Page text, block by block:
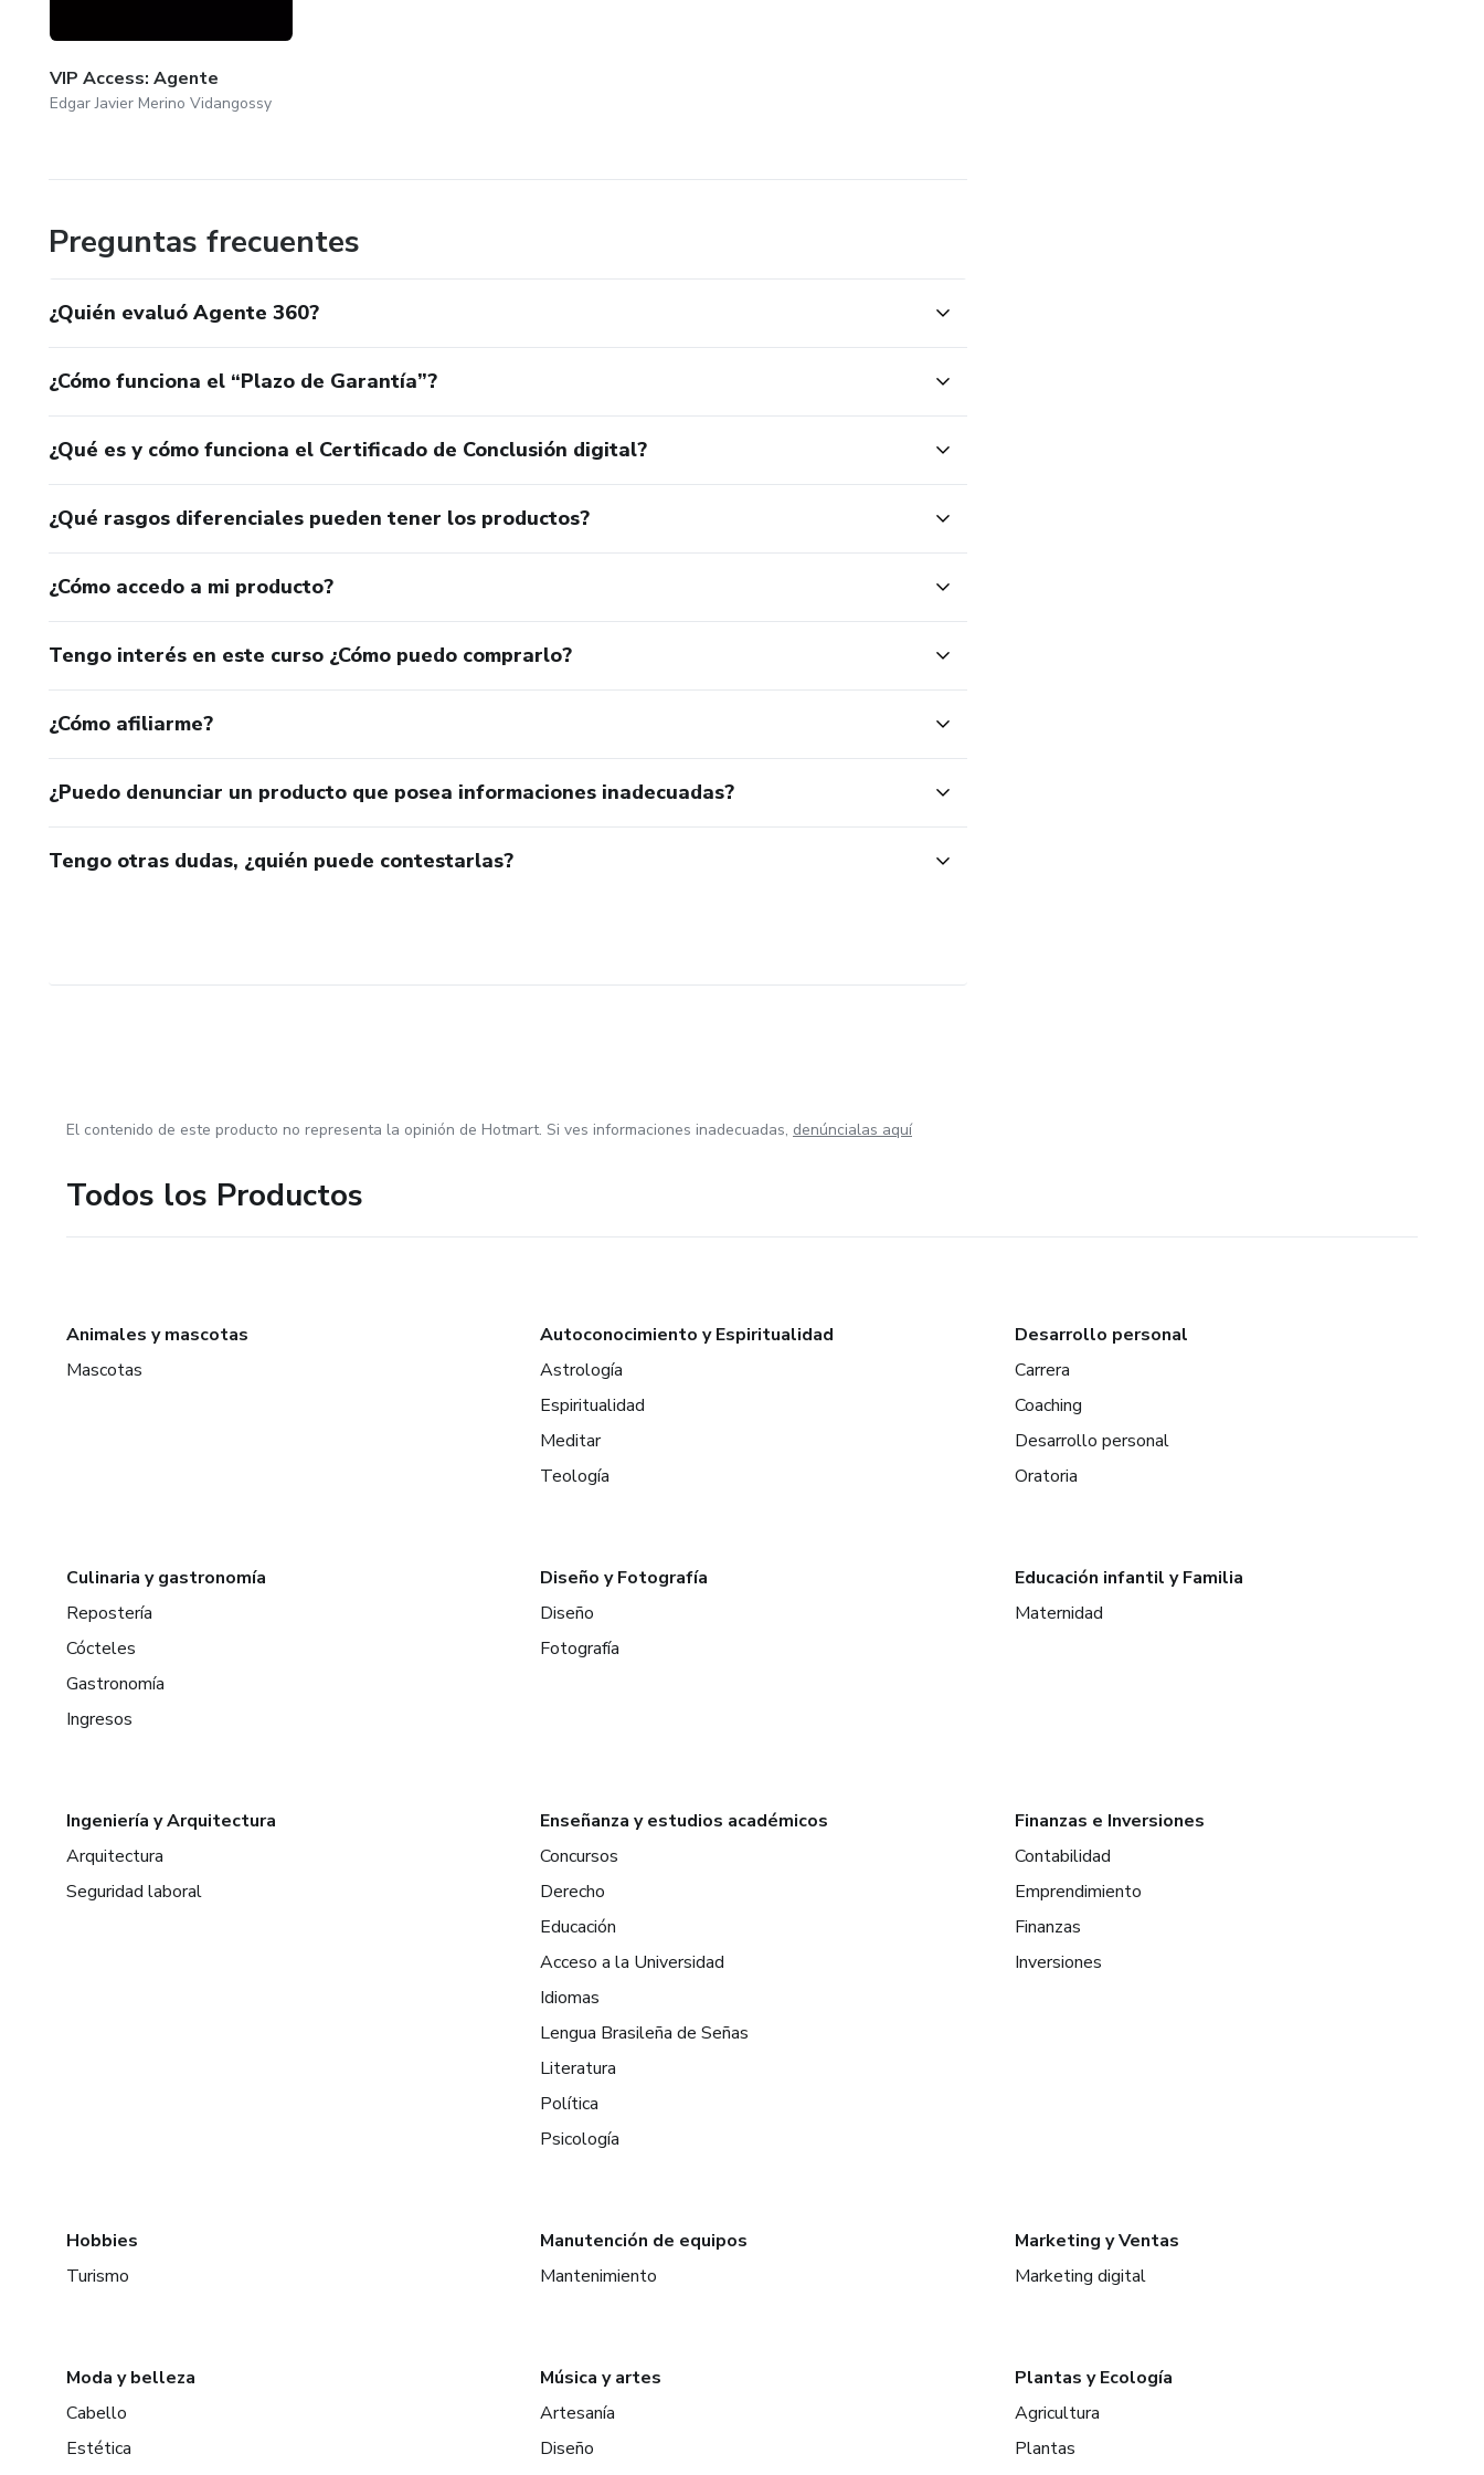
VIP Access: Agente
Edgar Javier Merino Vidangossy
Preguntas frecuentes
¿Quién evaluó Agente 360?
¿Cómo funciona el “Plazo de Garantía”?
¿Qué es y cómo funciona el Certificado de Conclusión digital?
¿Qué rasgos diferenciales pueden tener los productos?
¿Cómo accedo a mi producto?
Tengo interés en este curso ¿Cómo puedo comprarlo?
¿Cómo afiliarme?
¿Puedo denunciar un producto que posea informaciones inadecuadas?
Tengo otras dudas, ¿quién puede contestarlas?
El contenido de este producto no representa la opinión de Hotmart. Si ves informaciones inadecuadas, denúncialas aquí
Todos los Productos
Animales y mascotas
Mascotas
Autoconocimiento y Espiritualidad
Astrología
Espiritualidad
Meditar
Teología
Desarrollo personal
Carrera
Coaching
Desarrollo personal
Oratoria
Culinaria y gastronomía
Repostería
Cócteles
Gastronomía
Ingresos
Diseño y Fotografía
Diseño
Fotografía
Educación infantil y Familia
Maternidad
Ingeniería y Arquitectura
Arquitectura
Seguridad laboral
Enseñanza y estudios académicos
Concursos
Derecho
Educación
Acceso a la Universidad
Idiomas
Lengua Brasileña de Señas
Literatura
Política
Psicología
Finanzas e Inversiones
Contabilidad
Emprendimiento
Finanzas
Inversiones
Hobbies
Turismo
Manutención de equipos
Mantenimiento
Marketing y Ventas
Marketing digital
Moda y belleza
Cabello
Estética
Música y artes
Artesanía
Diseño
Plantas y Ecología
Agricultura
Plantas